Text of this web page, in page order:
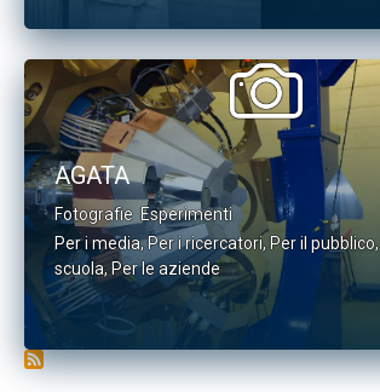
AGATA
Fotografie Esperimenti
Per i media,Per i ricercatori, Per il pubblico,
scuola, Per le aziende